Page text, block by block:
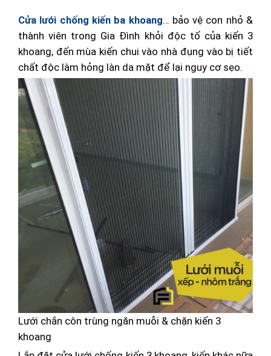
Cửa lưới chống kiến ba khoang… bảo vệ con nhỏ &
thành viên trong Gia Đình khỏi độc tố của kiến 3
khoang, đến mùa kiến chui vào nhà đụng vào bị tiết
chất độc làm hỏng làn da mặt để lại nguy cơ sẹo.
Lưới chắn côn trùng ngăn muỗi & chặn kiến 3
khoang